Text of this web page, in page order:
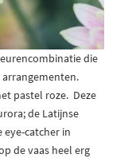
die
pastel roze. Deze
de Latijnse
catcher in
de vaas heel erg